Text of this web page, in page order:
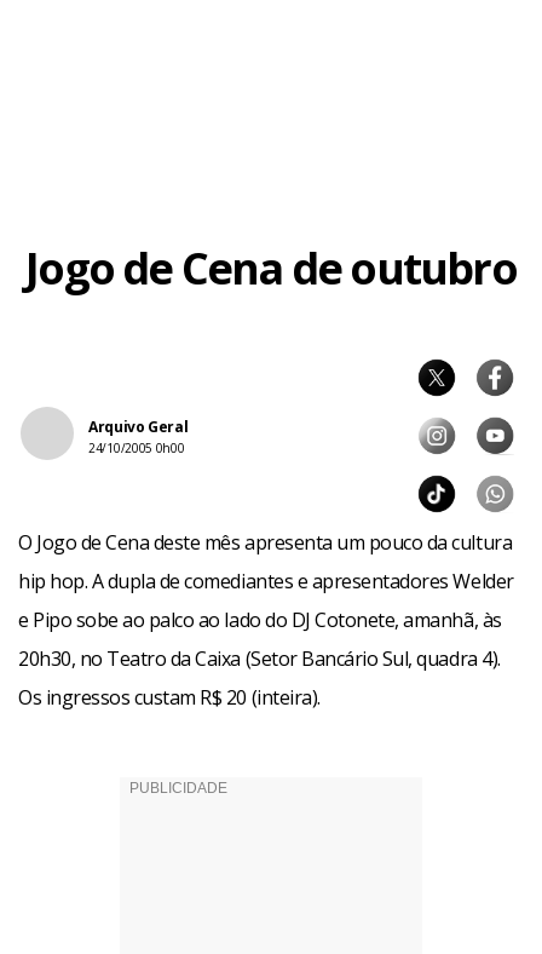
Jogo de Cena de outubro
Arquivo Geral
24/10/2005 0h00
O Jogo de Cena deste mês apresenta um pouco da cultura
hip hop. A dupla de comediantes e apresentadores Welder
e Pipo sobe ao palco ao lado do DJ Cotonete, amanhã, às
20h30, no Teatro da Caixa (Setor Bancário Sul, quadra 4).
Os ingressos custam R$ 20 (inteira).